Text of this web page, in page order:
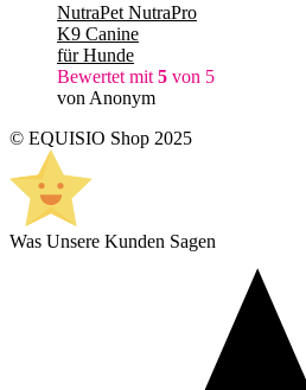
NutraPet NutraPro
K9 Canine
für Hunde
Bewertet mit 5 von 5
von Anonym
© EQUISIO Shop 2025
Was Unsere Kunden Sagen